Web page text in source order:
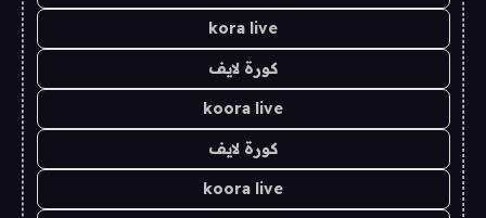
kora live
كورة لايف
koora live
كورة لايف
koora live